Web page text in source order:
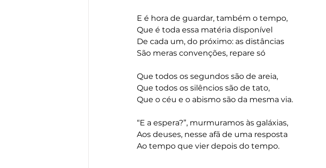
E é hora de guardar, também o tempo,
Que é toda essa matéria disponível
De cada um, do próximo: as distâncias
São meras convenções, repare só
Que todos os segundos são de areia,
Que todos os silêncios são de tato,
Que o céu e o abismo são da mesma via.
“E a espera?”, murmuramos às galáxias,
Aos deuses, nesse afã de uma resposta
Ao tempo que vier depois do tempo.